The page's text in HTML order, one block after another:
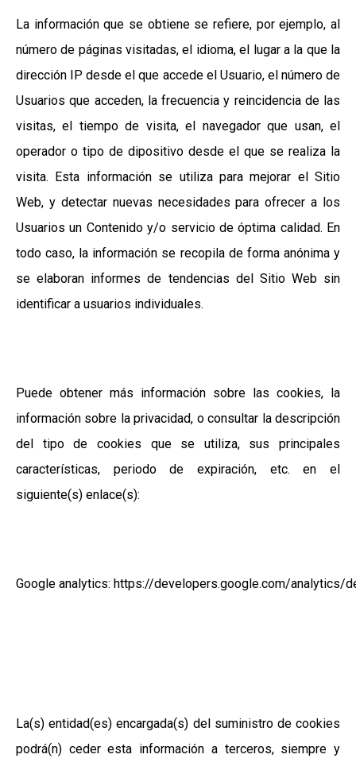
La información que se obtiene se refiere, por ejemplo, al
número de páginas visitadas, el idioma, el lugar a la que la
dirección IP desde el que accede el Usuario, el número de
Usuarios que acceden, la frecuencia y reincidencia de las
visitas, el tiempo de visita, el navegador que usan, el
operador o tipo de dipositivo desde el que se realiza la
visita. Esta información se utiliza para mejorar el Sitio
Web, y detectar nuevas necesidades para ofrecer a los
Usuarios un Contenido y/o servicio de óptima calidad. En
todo caso, la información se recopila de forma anónima y
se elaboran informes de tendencias del Sitio Web sin
identificar a usuarios individuales.
Puede obtener más información sobre las cookies, la
información sobre la privacidad, o consultar la descripción
del tipo de cookies que se utiliza, sus principales
características, periodo de expiración, etc. en el
siguiente(s) enlace(s):
Google analytics: https://developers.google.com/
La(s) entidad(es) encargada(s) del suministro de cookies
podrá(n) ceder esta información a terceros, siempre y